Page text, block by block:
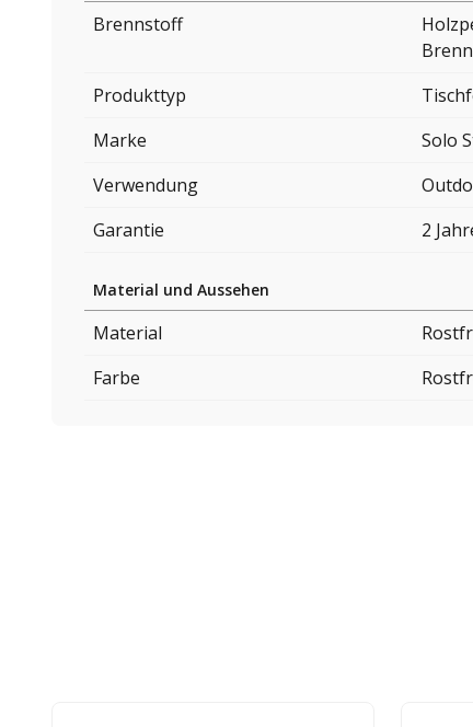
Brennstoff
Produkttyp
Marke
Solo
Verwendung
Garantie
2
Material und Aussehen
Material
Farbe